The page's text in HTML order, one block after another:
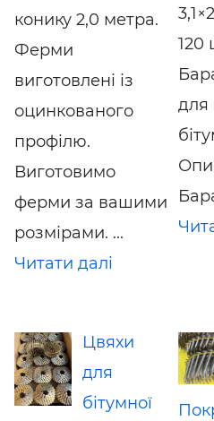
конику 2,0 метра.
Ферми
виготовлені із
оцинкованого
профілю.
Виготовимо
ферми за вашими
розмірами. ...
Читати далі
120
для
Цвяхи
для
бітумної